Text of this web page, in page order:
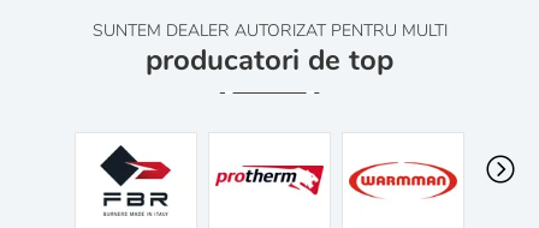
SUNTEM DEALER AUTORIZAT PENTRU MULTI
producatori de top